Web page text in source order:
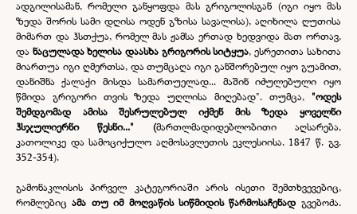
ადგილისამან, რომელი განყოფდა მას გრიგოლისგან (იგი იყო მას
ზედა შორის სამი დღისა ოდენ გზისა სავალისა), აღიხილა ღუთისა
მიმართ და ჰსთქუა, რომელ მას ჟამსა ერთად ხედვიდა მათ ორთავ,
და ნაცულადა ხელისა დაასხა გრიგორის სიტყუა, ესრეთითა სახითა
მიართუა იგი ღმერთსა, და თუმცაღა იგი განშორებულ იყო გუამით,
დანიშნა ქალაქი მისდა სამართუელად... მაშინ იძულებული იყო
წმიდა გრიგორი თვის ზედა უღლისა მიღებად". თუმცა, "ოდეს
შემდგომად ამისა შესრულებულ იქმენ მის ზედა ყოველნი
ჰსჯულიერნი წესნი..." (მართლმადიდებლობითი აღსარება,
კათოლიკე და სამოციქულო აღმოსავლეთის ეკლესიისა. 1847 წ. გვ.
352-354).
გამონაკლისის პირველ კატეგორიაში არის ისეთი შემთხვევებიც,
რომლებიცამა თუ იმ მოღვაწის სიწმიდის წარმოსაჩენად გვებოძა.